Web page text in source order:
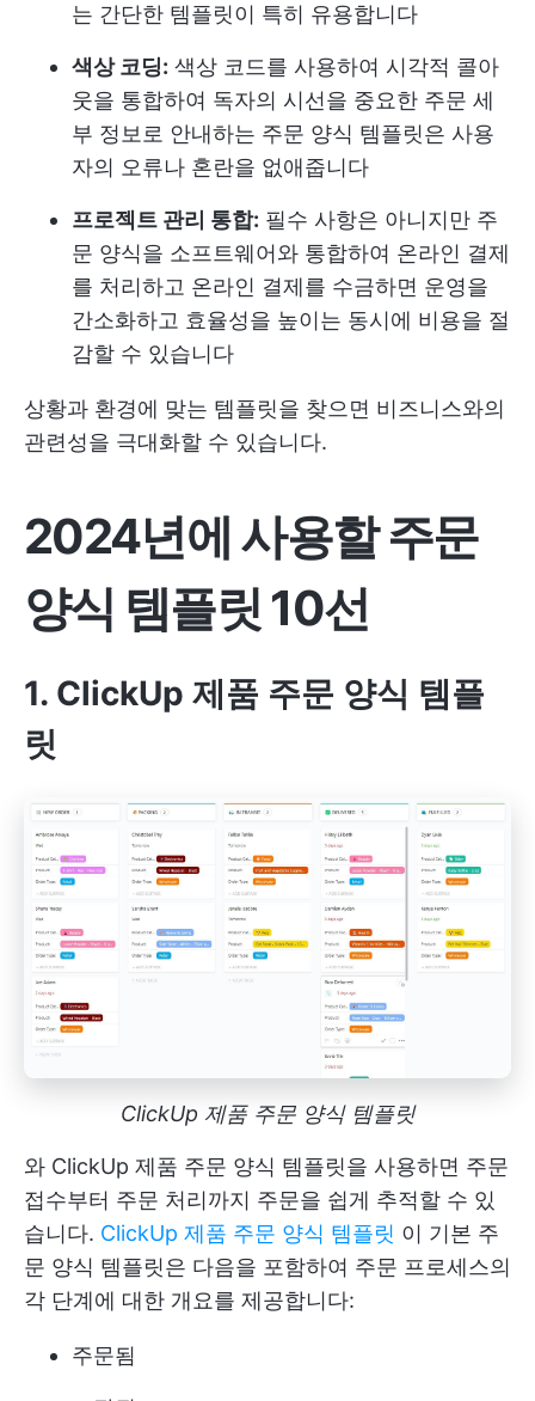
는 간단한 템플릿이 특히 유용합니다
색상 코딩: 색상 코드를 사용하여 시각적 콜아
웃을 통합하여 독자의 시선을 중요한 주문 세
부 정보로 안내하는 주문 양식 템플릿은 사용
자의 오류나 혼란을 없애줍니다
프로젝트 관리 통합: 필수 사항은 아니지만 주
문 양식을 소프트웨어와 통합하여 온라인 결제
를 처리하고 온라인 결제를 수금하면 운영을
간소화하고 효율성을 높이는 동시에 비용을 절
감할 수 있습니다
상황과 환경에 맞는 템플릿을 찾으면 비즈니스와의
관련성을 극대화할 수 있습니다.
2024년에 사용할 주문
양식 템플릿 10선
1. ClickUp 제품 주문 양식 템플
릿
ClickUp 제품 주문 양식 템플릿
와 ClickUp 제품 주문 양식 템플릿을 사용하면 주문
접수부터 주문 처리까지 주문을 쉽게 추적할 수 있
습니다. ClickUp 제품 주문 양식 템플릿 이 기본 주
문 양식 템플릿은 다음을 포함하여 주문 프로세스의
각 단계에 대한 개요를 제공합니다:
주문됨